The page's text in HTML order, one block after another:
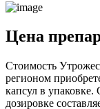
Цена
Стоимость
регионом
капсул в упаковке.
дозировке